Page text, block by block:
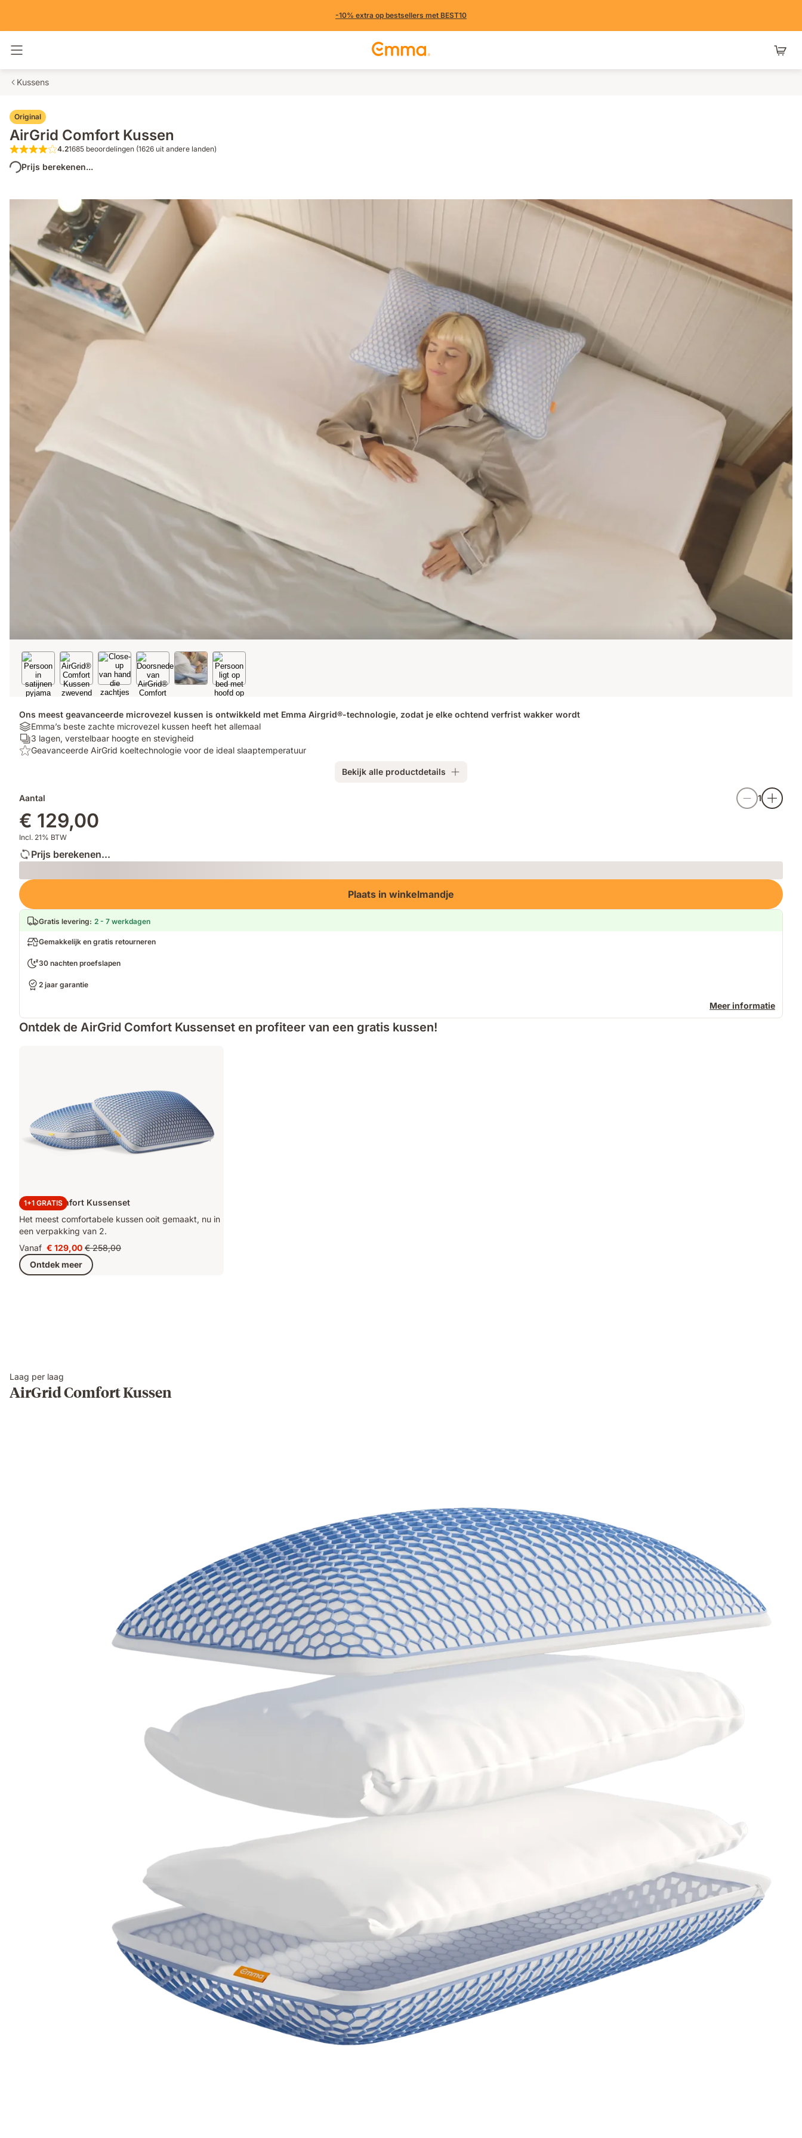
-10% extra op bestsellers met BEST10
Kussens
Original
AirGrid Comfort Kussen
4.2 van de 5 sterren 1685 beoordelingen (1626 uit andere landen)
4.21685 beoordelingen (1626 uit andere landen)
Prijs berekenen...
Ons meest geavanceerde microvezel kussen is ontwikkeld met Emma Airgrid®-technologie, zodat je elke ochtend verfrist wakker wordt
Materials:
Emma’s
beste
heeft
allemaal
Emma’s beste zachte microvezel kussen heeft het allemaal
Aantal
lagen:
hoogte
stevigheid
3 lagen, verstelbaar hoogte en stevigheid
Top:
voor
ideal
slaaptemperatuur
Geavanceerde AirGrid koeltechnologie voor de ideal slaaptemperatuur
Bekijk alle productdetails
Aantal 1
€ 129,00
Incl. 21% BTW
Prijs berekenen...
Loading
Plaats in winkelmandje
Gratis levering: 2 - 7 werkdagen
Gemakkelijk en gratis retourneren
30 nachten proefslapen
2 jaar garantie
Meer informatie
Ontdek de AirGrid Comfort Kussenset en profiteer van een gratis kussen!
1+1 GRATIS
Airgrid Comfort Kussenset
Het meest comfortabele kussen ooit gemaakt, nu in
een verpakking van 2.
Vanaf Prijs
€ 129,00
€ 129,00Oorspronkelijke
prijs
€ 258,00
€ 258,00
Ontdek meer
Laag per laag
AirGrid Comfort Kussen